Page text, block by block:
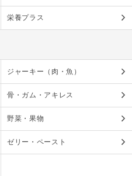
栄養プラス
ジャーキー（肉・魚）
骨・ガム・アキレス
野菜・果物
ゼリー・ペースト